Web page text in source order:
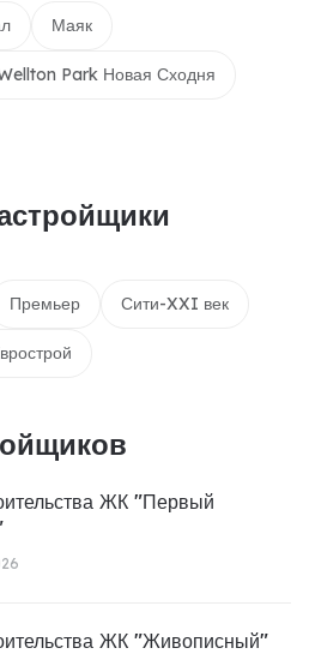
Маяк
Park Новая Сходня
Премьер Сити-XXI век
ЖК "Первый
ЖК "Живописный"